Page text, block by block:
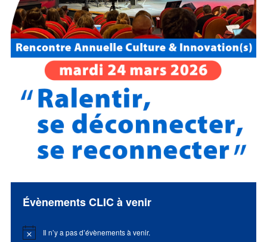
Évènements CLIC à venir
Notice Il n’y a pas d’évènements à venir.